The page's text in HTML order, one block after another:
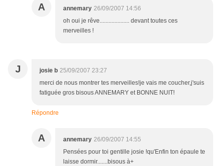
A annemary 26/09/2007 14:56
oh oui je rêve.................... devant toutes ces
merveilles !
J josie b 25/09/2007 23:27
merci de nous montrer tes merveilles!je vais me coucher,j'suis
fatiguée gros bisous ANNEMARY et BONNE NUIT!
Répondre
A annemary 26/09/2007 14:55
Pensées pour toi gentille josie !qu'Enfin ton épaule te
laisse dormir.......bisous à+